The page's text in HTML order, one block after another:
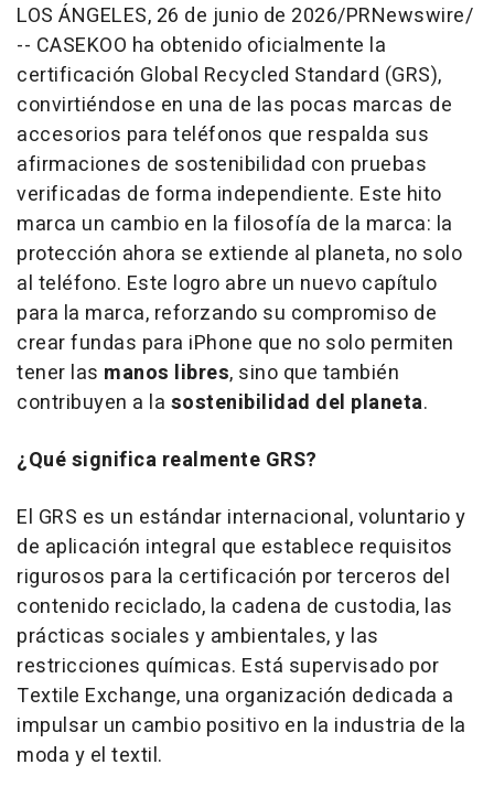
LOS ÁNGELES, 26 de junio de 2026/PRNewswire/
-- CASEKOO ha obtenido oficialmente la
certificación Global Recycled Standard (GRS),
convirtiéndose en una de las pocas marcas de
accesorios para teléfonos que respalda sus
afirmaciones de sostenibilidad con pruebas
verificadas de forma independiente. Este hito
marca un cambio en la filosofía de la marca: la
protección ahora se extiende al planeta, no solo
al teléfono. Este logro abre un nuevo capítulo
para la marca, reforzando su compromiso de
crear fundas para iPhone que no solo permiten
tener las manos libres, sino que también
contribuyen a la sostenibilidad del planeta.
¿Qué significa realmente GRS?
El GRS es un estándar internacional, voluntario y
de aplicación integral que establece requisitos
rigurosos para la certificación por terceros del
contenido reciclado, la cadena de custodia, las
prácticas sociales y ambientales, y las
restricciones químicas. Está supervisado por
Textile Exchange, una organización dedicada a
impulsar un cambio positivo en la industria de la
moda y el textil.